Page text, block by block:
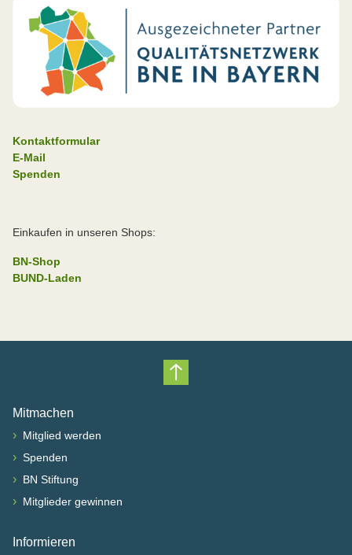
Kontaktformular
E-Mail
Spenden
Einkaufen in unseren Shops:
BN-Shop
BUND-Laden
Nach oben scrollen
Mitmachen
› Mitglied werden
› Spenden
› BN Stiftung
› Mitglieder gewinnen
Informieren